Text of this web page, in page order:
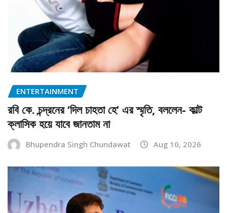
ENTERTAINMENT
রবি কে. চন্দ্রনের ‘দিল চাহতা হে’ এর স্মৃতি, বললেন- কাল্ট
ক্লাসিক হয়ে যাবে জানতাম না
Bhupendra Singh Chundawat Aug 10, 2026